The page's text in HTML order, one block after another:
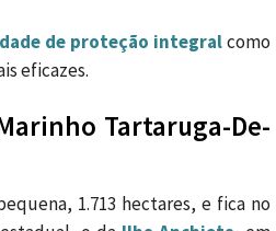
de proteção integralcomo
eficazes.
Tartaruga-De-
1.713 hectares, e fica no